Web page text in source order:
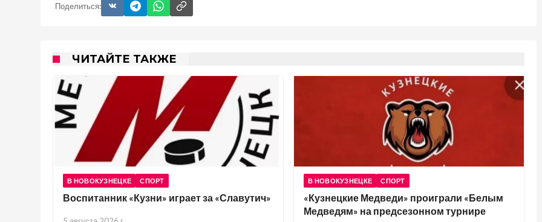
Поделиться:
ЧИТАЙТЕ ТАКЖЕ
В НОВОКУЗНЕЦКЕ СПОРТ
Воспитанник «Кузни» играет за «Славутич»
В НОВОКУЗНЕЦКЕ СПОРТ
«Кузнецкие Медведи» проиграли «Белым
Медведям» на предсезонном турнире